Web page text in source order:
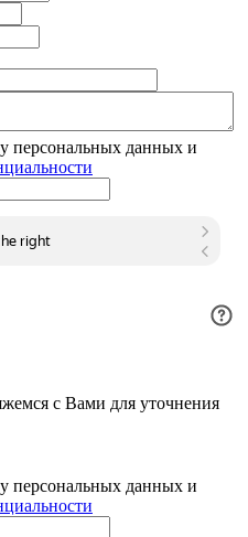
персональных данных и
с Вами для уточнения
персональных данных и